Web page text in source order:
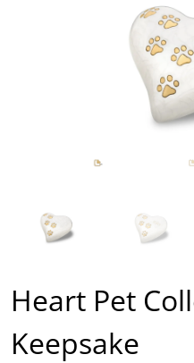
Heart Pet
Keepsake